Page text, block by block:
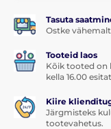
mis tagabtäiesti
ulatuses. Seega
Pakendi sisu:
1x kuiv salvrätik
Tasuta
Ostke
Tooteid laos
Kõik tooted on
kella 16.00
Kiire
Järgmisteks
tootevahetus.